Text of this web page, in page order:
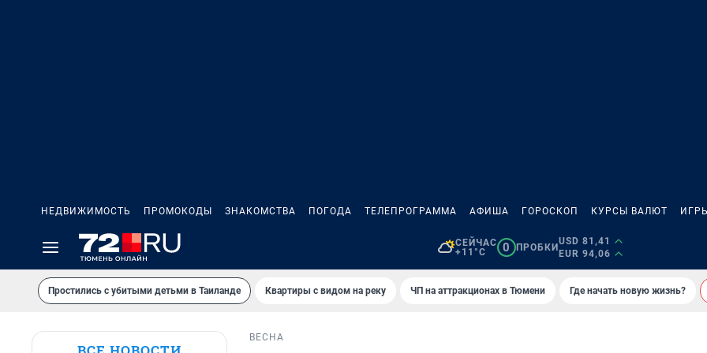
НЕДВИЖИМОСТЬ ПРОМОКОДЫ ЗНАКОМСТВА ПОГОДА ТЕЛЕПРОГРАММА АФИША ГОРОСКОП КУРСЫ ВАЛЮТ ИГРЫ
СЕЙЧАС
+11°C
0 ПРОБКИ
USD 81,41
EUR 94,06
Простились с убитыми детьми в Таиланде Квартиры с видом на реку ЧП на аттракционах в Тюмени Где начать новую жизнь?
ВЕСНА